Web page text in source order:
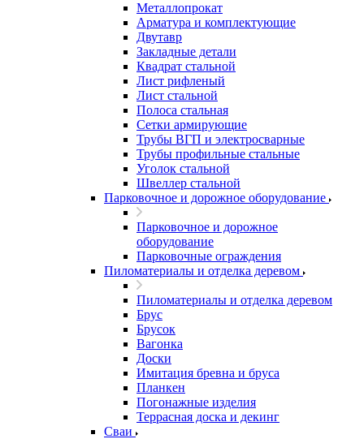
Металлопрокат
Арматура и комплектующие
Двутавр
Закладные детали
Квадрат стальной
Лист рифленый
Лист стальной
Полоса стальная
Сетки армирующие
Трубы ВГП и электросварные
Трубы профильные стальные
Уголок стальной
Швеллер стальной
Парковочное и дорожное оборудование
Парковочное и дорожное
оборудование
Парковочные ограждения
Пиломатериалы и отделка деревом
Пиломатериалы и отделка деревом
Брус
Брусок
Вагонка
Доски
Имитация бревна и бруса
Планкен
Погонажные изделия
Террасная доска и декинг
Сваи